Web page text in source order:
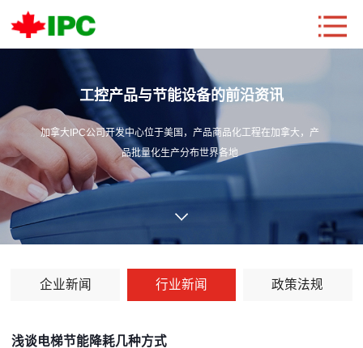
工控产品与节能设备的前沿资讯
加拿大IPC公司开发中心位于美国，产品商品化工程在加拿大，产
品批量化生产分布世界各地
企业新闻 行业新闻 政策法规
浅谈电梯节能降耗几种方式